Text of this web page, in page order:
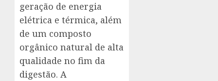
geração de energia
elétrica e térmica, além
de um composto
orgânico natural de alta
qualidade no fim da
digestão. A